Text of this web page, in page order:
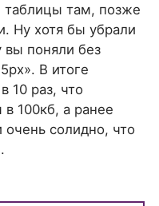
таблицы там, позже
Ну хотя бы убрали
вы поняли без
В итоге
10 раз, что
100кб, а ранее
солидно, что